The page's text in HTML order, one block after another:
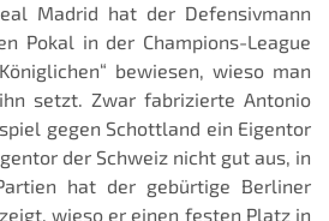
Madrid hat der Defensivmann
Pokal in der Champions-League
bewiesen, wieso man
setzt. Zwar fabrizierte Antonio
gegen Schottland ein Eigentor
der Schweiz nicht gut aus, in
hat der gebürtige Berliner
wieso er einen festen Platz in